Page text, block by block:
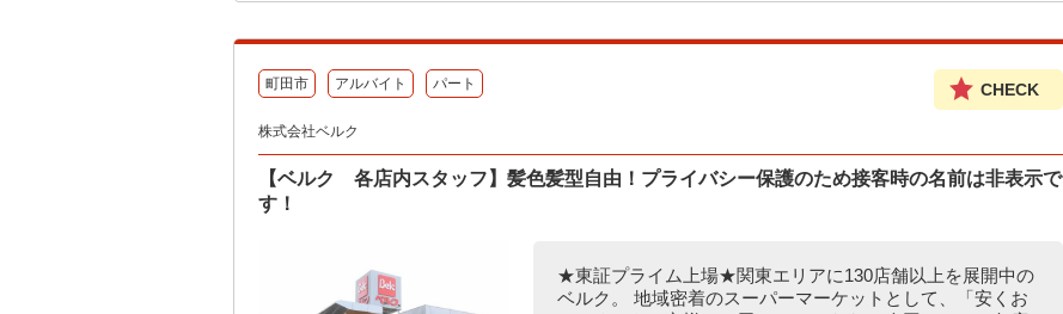
町田市 アルバイト パート CHECK
株式会社ベルク
【ベルク 各店内スタッフ】髪色髪型自由！プライバシー保護のため接客時の名前は非表示で
す！
★東証プライム上場★関東エリアに130店舗以上を展開中の
ベルク。 地域密着のスーパーマーケットとして、「安くお